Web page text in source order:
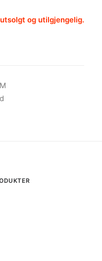
og utilgjengelig.